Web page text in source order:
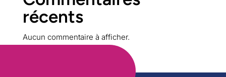
récents
Aucun commentaire à afficher.